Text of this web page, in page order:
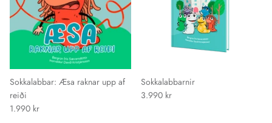
Sokkalabbar: Æsa raknar upp af
reiði
1.990 kr
Sokkalabbarnir
3.990 kr